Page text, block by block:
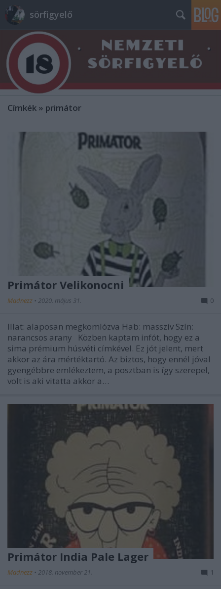
sörfigyelő
Címkék » primátor
Primátor Velikonocni
Madnezz • 2020. május 31. 0
Illat: alaposan megkomlózva Hab: masszív Szín:
narancsos arany Közben kaptam infót, hogy ez a
sima prémium húsvéti címkével. Ez jót jelent, mert
akkor az ára mértéktartó. Az biztos, hogy ennél jóval
gyengébbre emlékeztem, a posztban is így szerepel,
volt is aki vitatta akkor a…
Primátor India Pale Lager
Madnezz • 2018. november 21. 1